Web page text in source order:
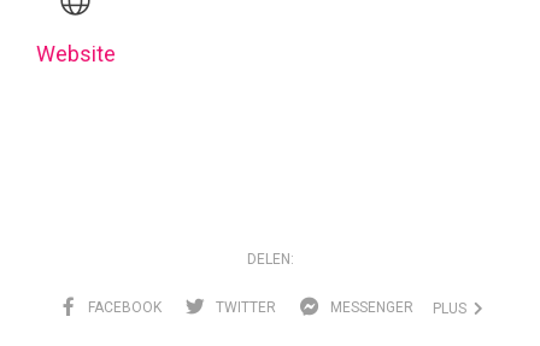
Website
DELEN:
FACEBOOK TWITTER MESSENGER PLUS